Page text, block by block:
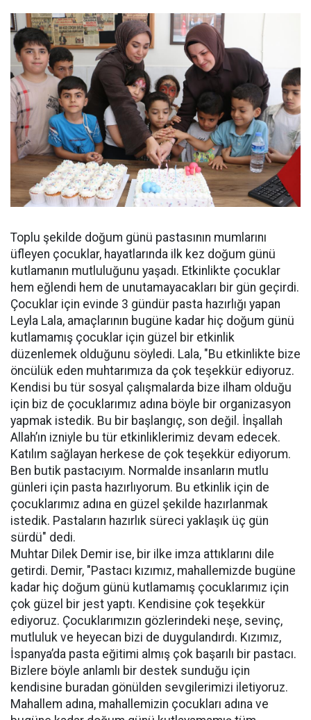
Toplu şekilde doğum günü pastasının mumlarını
üfleyen çocuklar, hayatlarında ilk kez doğum günü
kutlamanın mutluluğunu yaşadı. Etkinlikte çocuklar
hem eğlendi hem de unutamayacakları bir gün geçirdi.
Çocuklar için evinde 3 gündür pasta hazırlığı yapan
Leyla Lala, amaçlarının bugüne kadar hiç doğum günü
kutlamamış çocuklar için güzel bir etkinlik
düzenlemek olduğunu söyledi. Lala, "Bu etkinlikte bize
öncülük eden muhtarımıza da çok teşekkür ediyoruz.
Kendisi bu tür sosyal çalışmalarda bize ilham olduğu
için biz de çocuklarımız adına böyle bir organizasyon
yapmak istedik. Bu bir başlangıç, son değil. İnşallah
Allah’ın izniyle bu tür etkinliklerimiz devam edecek.
Katılım sağlayan herkese de çok teşekkür ediyorum.
Ben butik pastacıyım. Normalde insanların mutlu
günleri için pasta hazırlıyorum. Bu etkinlik için de
çocuklarımız adına en güzel şekilde hazırlanmak
istedik. Pastaların hazırlık süreci yaklaşık üç gün
sürdü" dedi.
Muhtar Dilek Demir ise, bir ilke imza attıklarını dile
getirdi. Demir, "Pastacı kızımız, mahallemizde bugüne
kadar hiç doğum günü kutlamamış çocuklarımız için
çok güzel bir jest yaptı. Kendisine çok teşekkür
ediyoruz. Çocuklarımızın gözlerindeki neşe, sevinç,
mutluluk ve heyecan bizi de duygulandırdı. Kızımız,
İspanya’da pasta eğitimi almış çok başarılı bir pastacı.
Bizlere böyle anlamlı bir destek sunduğu için
kendisine buradan gönülden sevgilerimizi iletiyoruz.
Mahallem adına, mahallemizin çocukları adına ve